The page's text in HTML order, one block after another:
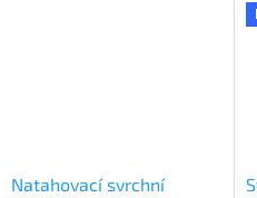
Natahovací svrchní